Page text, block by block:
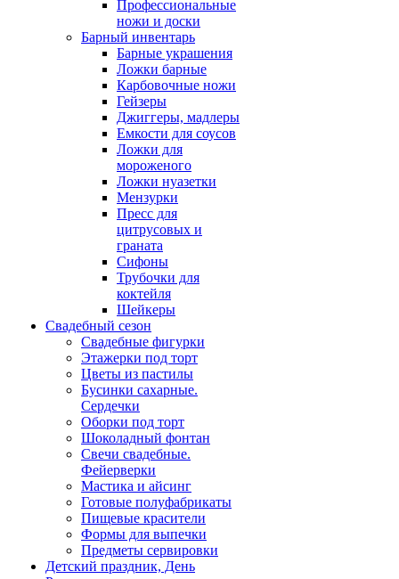
Профессиональные
ножи и доски
Барный инвентарь
Барные украшения
Ложки барные
Карбовочные ножи
Гейзеры
Джиггеры, мадлеры
Емкости для соусов
Ложки для
мороженого
Ложки нуазетки
Мензурки
Пресс для
цитрусовых и
граната
Сифоны
Трубочки для
коктейля
Шейкеры
Свадебный сезон
Свадебные фигурки
Этажерки под торт
Цветы из пастилы
Бусинки сахарные.
Сердечки
Оборки под торт
Шоколадный фонтан
Свечи свадебные.
Фейерверки
Мастика и айсинг
Готовые полуфабрикаты
Пищевые красители
Формы для выпечки
Предметы сервировки
Детский праздник, День